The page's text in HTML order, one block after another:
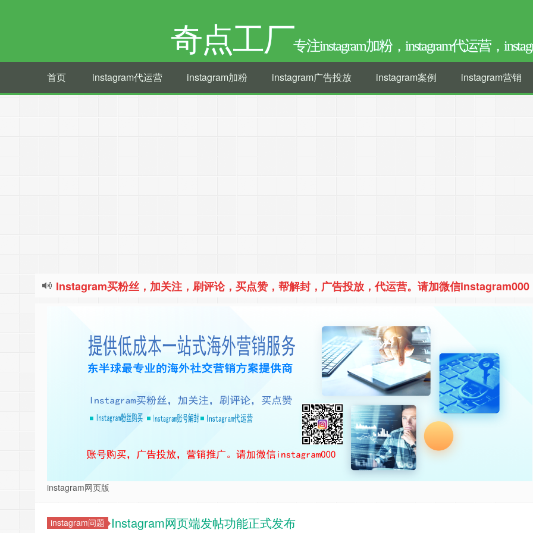
奇点工厂专注instagram加粉，instagram代运营，
首页 instagram代运营 instagram加粉 instagram广告投放 instagram案例 instagram营销
Instagram买粉丝，加关注，刷评论，买点赞，帮解封，广告投放，代运营。请加微信instagram000
instagram网页版
instagram问题 Instagram网页端发帖功能正式发布